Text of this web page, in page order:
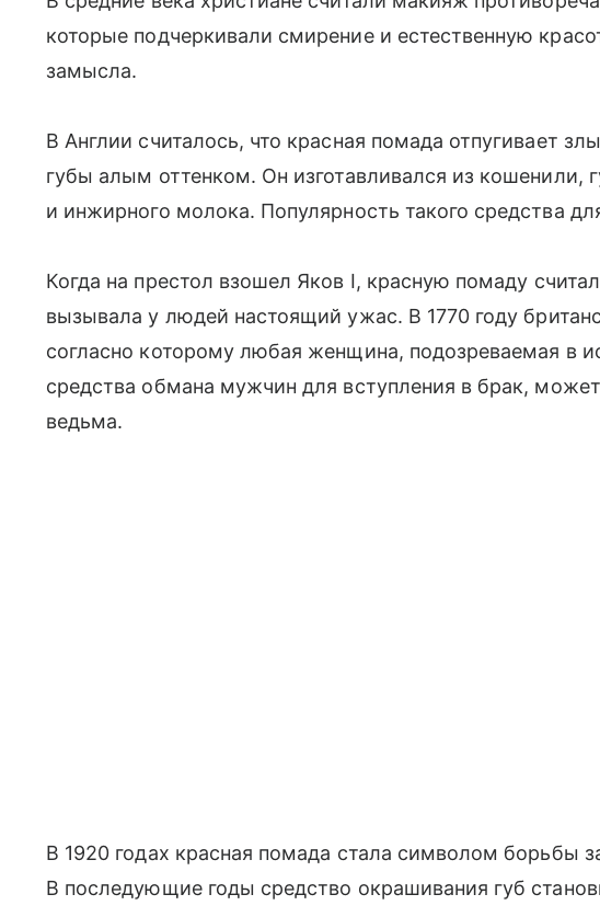
которые подчеркивали смирение и естественную
замысла.
В Англии считалось, что красная помада отпугивает
губы алым оттенком. Он изготавливался из кошенили,
и инжирного молока. Популярность такого средства
Когда на престол взошел Яков I, красную помаду
вызывала у людей настоящий ужас. В 1770 году
согласно которому любая женщина, подозреваемая в
средства обмана мужчин для вступления в брак,
ведьма.
В 1920 годах красная помада стала символом борьбы
В последующие годы средство окрашивания губ